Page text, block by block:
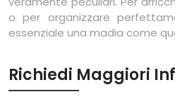
o per organizzare
essenziale una madia come
Richiedi Maggiori